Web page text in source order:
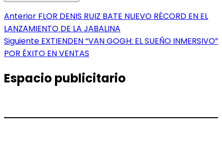
Navegación
de
entradas
Anterior Entrada
anterior:
FLOR DENIS RUIZ BATE NUEVO RÉCORD EN EL
LANZAMIENTO DE LA JABALINA
Siguiente Entrada
siguiente:
EXTIENDEN “VAN GOGH: EL SUEÑO INMERSIVO”
POR ÉXITO EN VENTAS
Espacio publicitario